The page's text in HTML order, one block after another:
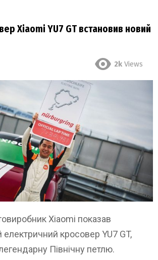
Xiaomi YU7 GT встановив новий
2k Views
Xiaomi показав
кросовер YU7 GT,
Північну петлю.